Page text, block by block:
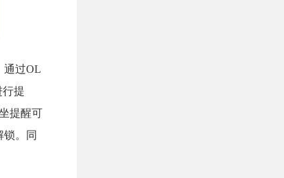
通过OL
提
提醒可
。同